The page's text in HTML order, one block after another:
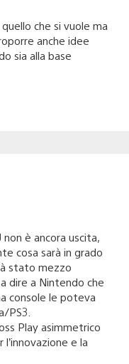
che si vuole ma
anche idee
sia alla base
è ancora uscita,
cosa sarà in grado
stato mezzo
dire a Nintendo che
console le poteva
PS3.
Play asimmetrico
e la